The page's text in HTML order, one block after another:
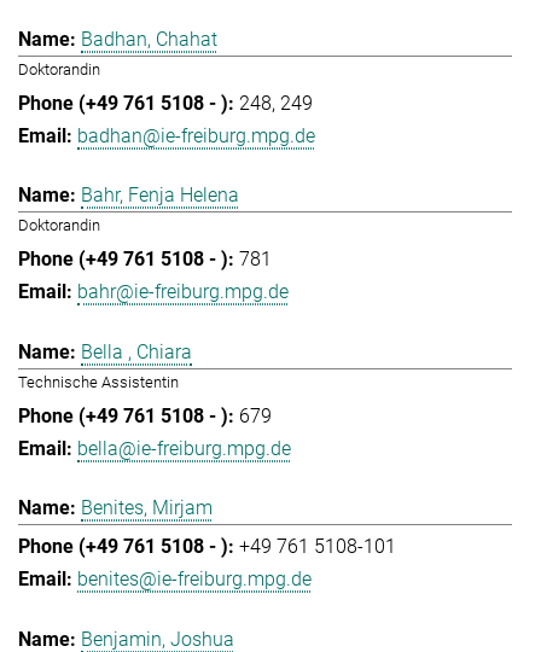
Badhan, Chahat
Doktorandin
248 249
badhan@ie-freiburg.mpg.de
Bahr, Fenja Helena
Doktorandin
781
bahr@ie-freiburg.mpg.de
Bella , Chiara
Technische Assistentin
679
bella@ie-freiburg.mpg.de
Benites, Mirjam
+49 761 5108-101
benites@ie-freiburg.mpg.de
Benjamin, Joshua